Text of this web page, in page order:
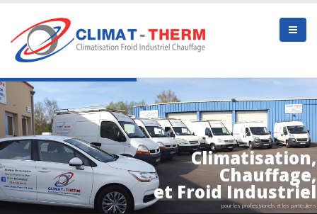
Climatisation,
Chauffage,
et Froid Industriel
pour les professionels et les particuliers